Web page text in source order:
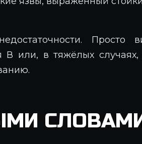
или, в тяжёлых